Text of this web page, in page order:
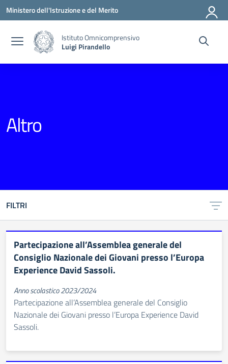
Vai ai contenuti
Vai al menu di navigazione
Vai al footer
Ministero dell'Istruzione e del Merito
Istituto Omnicomprensivo
Luigi Pirandello
Altro
FILTRI
Partecipazione all’Assemblea generale del
Consiglio Nazionale dei Giovani presso l’Europa
Experience David Sassoli.
Anno scolastico 2023/2024
Partecipazione all’Assemblea generale del Consiglio
Nazionale dei Giovani presso l’Europa Experience David
Sassoli.